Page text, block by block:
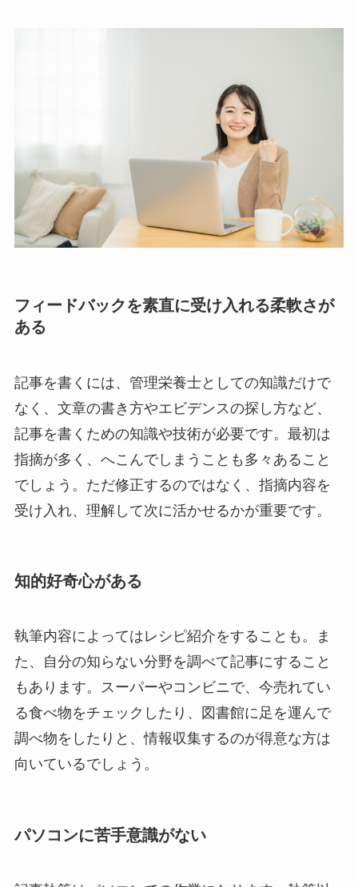
フィードバックを素直に受け入れる柔軟さが
ある
記事を書くには、管理栄養士としての知識だけで
なく、文章の書き方やエビデンスの探し方など、
記事を書くための知識や技術が必要です。最初は
指摘が多く、へこんでしまうことも多々あること
でしょう。ただ修正するのではなく、指摘内容を
受け入れ、理解して次に活かせるかが重要です。
知的好奇心がある
執筆内容によってはレシピ紹介をすることも。ま
た、自分の知らない分野を調べて記事にすること
もあります。スーパーやコンビニで、今売れてい
る食べ物をチェックしたり、図書館に足を運んで
調べ物をしたりと、情報収集するのが得意な方は
向いているでしょう。
パソコンに苦手意識がない